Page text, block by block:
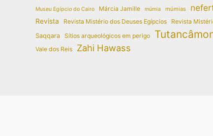
Museu Egípcio do Cairo Márcia Jamille múmia múmias
Revista Revista Mistério dos Deuses Egípcios
Revista
Saqqara Sítios arqueológicos em perigo
Vale dos Reis Zahi Hawass